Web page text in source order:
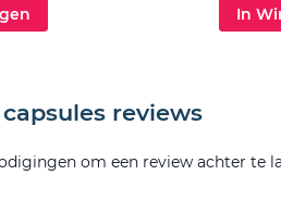
In
reviews
om een review achter te